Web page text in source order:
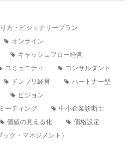
方・ビジョナリープラン
オンライン
キャッシュフロー経営
コミュニティ
コンサルタント
ドンブリ経営
パートナー型
ビジョン
ミーティング
中小企業診断士
価値の見える化
価格設定
ク・マネジメント）